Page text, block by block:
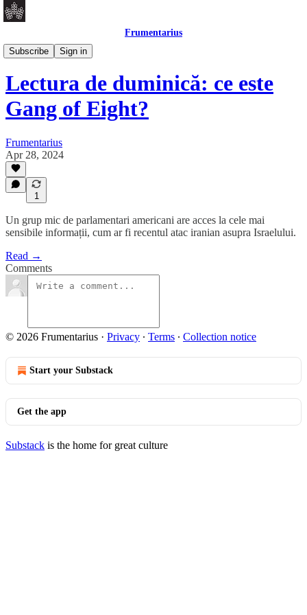
Frumentarius
Subscribe
Sign in
Daily Brief
Lectura de duminică: ce este
Gang of Eight?
Frumentarius
Apr 28, 2024
1
Un grup mic de parlamentari americani are acces la cele mai
sensibile informații, cum ar fi recentul atac iranian asupra Israelului.
Read →
Comments
© 2026 Frumentarius · Privacy ∙ Terms ∙ Collection notice
Start your Substack
Get the app
Substack is the home for great culture